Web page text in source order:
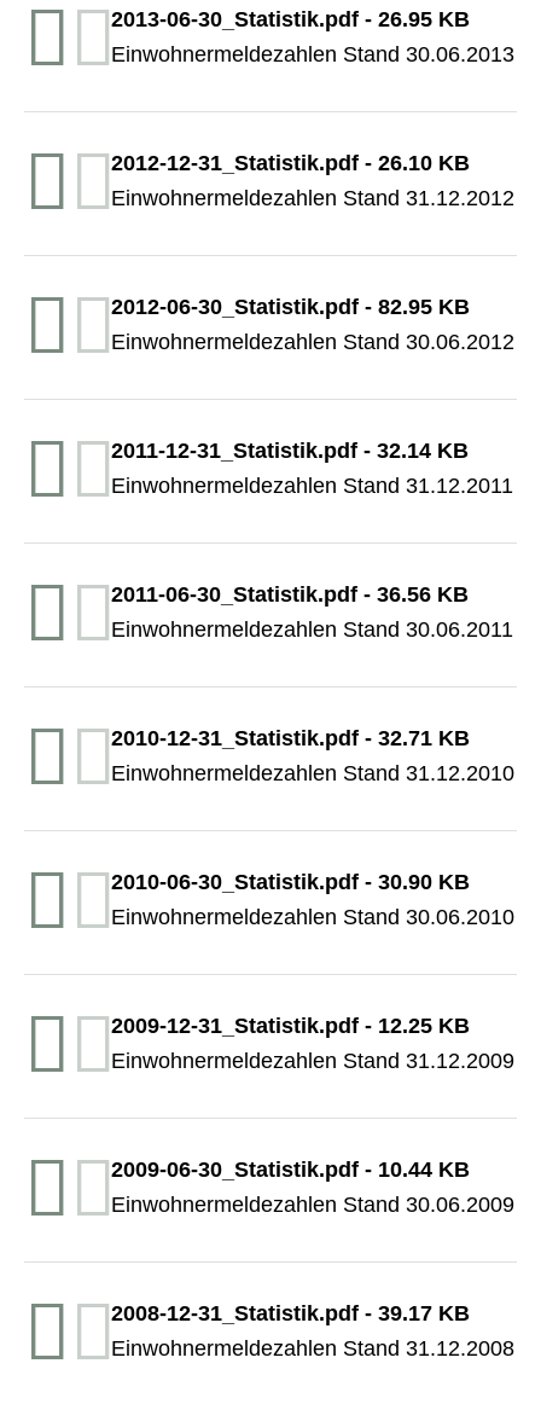
2013-06-30_Statistik.pdf - 26.95 KB
Einwohnermeldezahlen Stand 30.06.2013
2012-12-31_Statistik.pdf - 26.10 KB
Einwohnermeldezahlen Stand 31.12.2012
2012-06-30_Statistik.pdf - 82.95 KB
Einwohnermeldezahlen Stand 30.06.2012
2011-12-31_Statistik.pdf - 32.14 KB
Einwohnermeldezahlen Stand 31.12.2011
2011-06-30_Statistik.pdf - 36.56 KB
Einwohnermeldezahlen Stand 30.06.2011
2010-12-31_Statistik.pdf - 32.71 KB
Einwohnermeldezahlen Stand 31.12.2010
2010-06-30_Statistik.pdf - 30.90 KB
Einwohnermeldezahlen Stand 30.06.2010
2009-12-31_Statistik.pdf - 12.25 KB
Einwohnermeldezahlen Stand 31.12.2009
2009-06-30_Statistik.pdf - 10.44 KB
Einwohnermeldezahlen Stand 30.06.2009
2008-12-31_Statistik.pdf - 39.17 KB
Einwohnermeldezahlen Stand 31.12.2008